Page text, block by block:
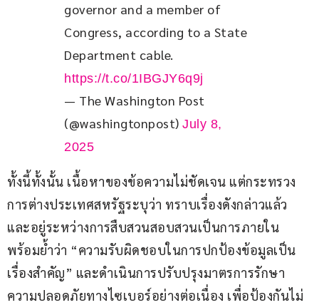
governor and a member of
Congress, according to a State
Department cable.
https://t.co/1IBGJY6q9j
— The Washington Post
(@washingtonpost) July 8,
2025
ทั้งนี้ทั้งนั้น เนื้อหาของข้อความไม่ชัดเจน แต่กระทรวง
การต่างประเทศสหรัฐระบุว่า ทราบเรื่องดังกล่าวแล้ว
และอยู่ระหว่างการสืบสวนสอบสวนเป็นการภายใน
พร้อมย้ำว่า “ความรับผิดชอบในการปกป้องข้อมูลเป็น
เรื่องสำคัญ” และดำเนินการปรับปรุงมาตรการรักษา
ความปลอดภัยทางไซเบอร์อย่างต่อเนื่อง เพื่อป้องกันไม่